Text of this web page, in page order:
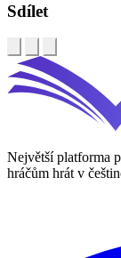
Sdílet
Největší platforma
hráčům hrát v